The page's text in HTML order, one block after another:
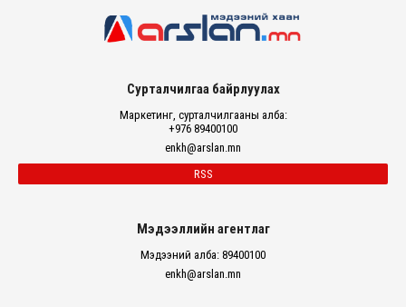
Сурталчилгаа байрлуулах
Маркетинг, сурталчилгааны алба:
+976 89400100
enkh@arslan.mn
RSS
Мэдээллийн агентлаг
Мэдээний алба: 89400100
enkh@arslan.mn